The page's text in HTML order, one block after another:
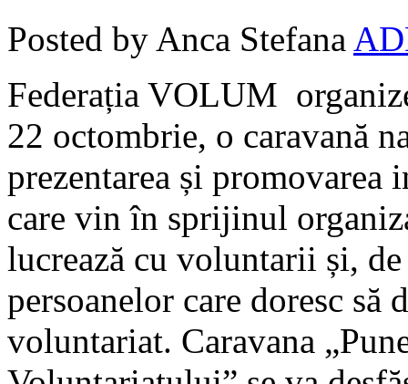
Posted by Anca Stefana
Federația VOLUM
22 octombrie, o caravană
prezentarea și
care vin în sprijinul
lucrează cu voluntarii și,
persoanelor care doresc să
voluntariat. Caravana